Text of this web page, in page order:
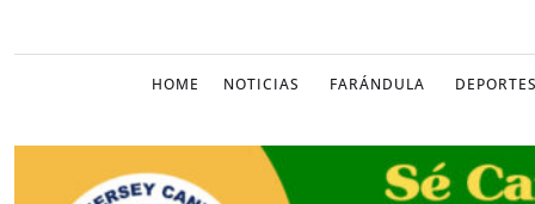
HOME NOTICIAS FARÁNDULA DEPORTES